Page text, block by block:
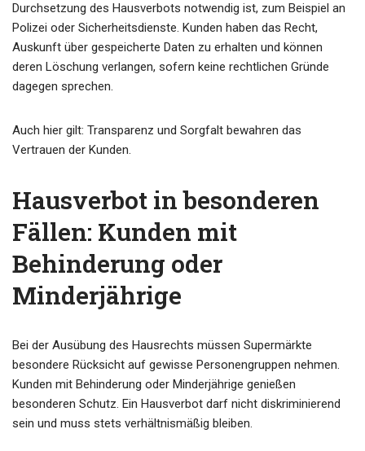
Durchsetzung des Hausverbots notwendig ist, zum Beispiel an
Polizei oder Sicherheitsdienste. Kunden haben das Recht,
Auskunft über gespeicherte Daten zu erhalten und können
deren Löschung verlangen, sofern keine rechtlichen Gründe
dagegen sprechen.
Auch hier gilt: Transparenz und Sorgfalt bewahren das
Vertrauen der Kunden.
Hausverbot in besonderen
Fällen: Kunden mit
Behinderung oder
Minderjährige
Bei der Ausübung des Hausrechts müssen Supermärkte
besondere Rücksicht auf gewisse Personengruppen nehmen.
Kunden mit Behinderung oder Minderjährige genießen
besonderen Schutz. Ein Hausverbot darf nicht diskriminierend
sein und muss stets verhältnismäßig bleiben.